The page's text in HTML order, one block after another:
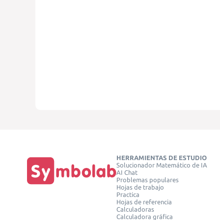
HERRAMIENTAS DE ESTUDIO
Solucionador Matemático de IA
AI Chat
Problemas populares
Hojas de trabajo
Practica
Hojas de referencia
Calculadoras
Calculadora gráfica